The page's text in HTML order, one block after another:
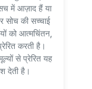
में आज़ाद हैं या
सोच की सच्चाई
को आत्मचिंतन,
करती है।
से प्रेरित यह
देती है।